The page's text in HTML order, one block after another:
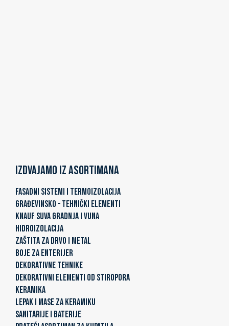
Izdvajamo iz asortimana
FASADNI SISTEMI I TERMOIZOLACIJA
GRAĐEVINSKO – TEHNIČKI ELEMENTI
KNAUF SUVA GRADNJA I VUNA
HIDROIZOLACIJA
ZAŠTITA ZA DRVO I METAL
BOJE ZA ENTERIJER
DEKORATIVNE TEHNIKE
DEKORATIVNI ELEMENTI OD STIROPORA
KERAMIKA
LEPAK I MASE ZA KERAMIKU
SANITARIJE I BATERIJE